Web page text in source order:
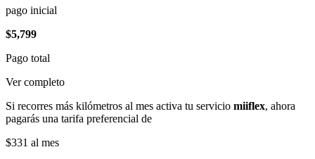
pago inicial
$5,799
Pago total
Ver completo
Si recorres más kilómetros al mes activa tu servicio miiflex, ahora
pagarás una tarifa preferencial de
$331 al mes